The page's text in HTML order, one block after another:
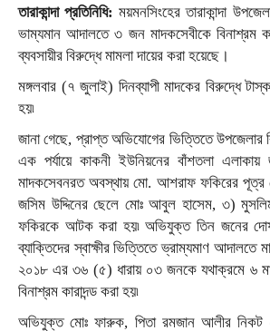
তারাকান্দা প্রতিনিধি: ময়মনসিংহের তারাকান্দা
ভাম্যমান আদালতে ৩ জন মাদকসেবীকে বিনাশ্রম
ব্যবসায়ীর বিরুদ্ধে মামলা দায়ের করা হয়েছে।
মঙ্গলবার (৭ জুলাই) দিনব্যাপী মাদকের বিরুদ্ধে
হয়৷
জানা গেছে, প্রাপ্ত অভিযোগের ভিত্তিতে উপজেলার
এক পর্যায়ে কাকনী ইউনিয়নের বাঁশতলা
মাদকসেবনরত অবস্থায় মো. আশরাফ ফকিরের
জসিম উদ্দিনের ছেলে মোঃ আবুল হাসেম, ৩)
ফকিরকে আটক করা হয়৷ অভিযুক্ত তিন জনের
ব্যাক্তিদের স্বাক্ষীর ভিত্তিতে ভ্রাম্যমাণ আদালতে
২০১৮ এর ৩৬ (৫) ধারায় ০৩ জনকে যথাক্রমে ৬
বিনাশ্রম কারাদন্ড করা হয়৷
অভিযুক্ত মোঃ ফারুক, পিতা রমজান আলীর নিকট